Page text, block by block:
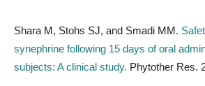
Shara M, Stohs SJ, and Smadi MM.
synephrine following 15 days of oral
subjects: A clinical study. Phytother Res.